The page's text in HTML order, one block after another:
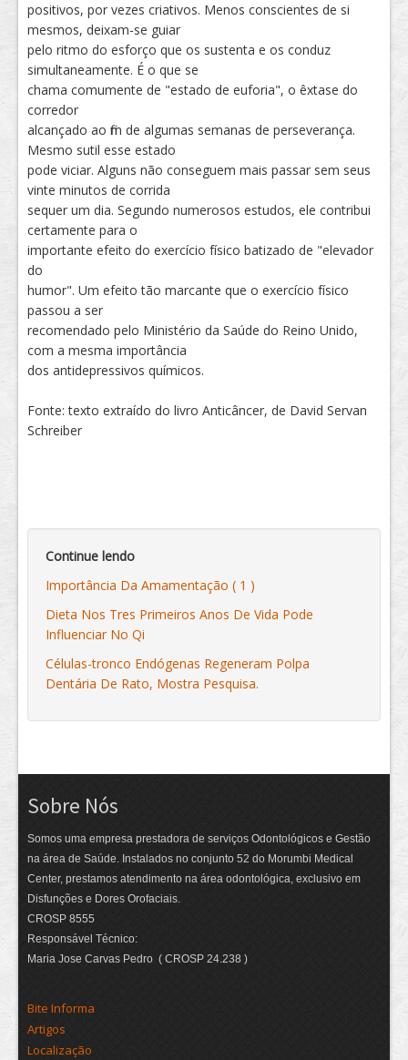
positivos, por vezes criativos. Menos conscientes de si
mesmos, deixam-se guiar
pelo ritmo do esforço que os sustenta e os conduz
simultaneamente. É o que se
chama comumente de "estado de euforia", o êxtase do
corredor
alcançado ao fim de algumas semanas de perseverança.
Mesmo sutil esse estado
pode viciar. Alguns não conseguem mais passar sem seus
vinte minutos de corrida
sequer um dia. Segundo numerosos estudos, ele contribui
certamente para o
importante efeito do exercício físico batizado de "elevador
do
humor". Um efeito tão marcante que o exercício físico
passou a ser
recomendado pelo Ministério da Saúde do Reino Unido,
com a mesma importância
dos antidepressivos químicos.
Fonte: texto extraído do livro Anticâncer, de David Servan
Schreiber
Continue lendo
Importância Da Amamentação ( 1 )
Dieta Nos Tres Primeiros Anos De Vida Pode
Influenciar No Qi
Células-tronco Endógenas Regeneram Polpa
Dentária De Rato, Mostra Pesquisa.
Sobre Nós
Somos uma empresa prestadora de serviços Odontológicos e Gestão
na área de Saúde. Instalados no conjunto 52 do Morumbi Medical
Center, prestamos atendimento na área odontológica, exclusivo em
Disfunções e Dores Orofaciais.
CROSP 8555
Responsável Técnico:
Maria Jose Carvas Pedro ( CROSP 24.238 )
Bite Informa
Artigos
Localização